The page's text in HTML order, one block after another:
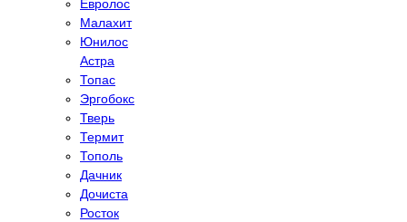
Евролос
Малахит
Юнилос
Астра
Топас
Эргобокс
Тверь
Термит
Тополь
Дачник
Дочиста
Росток